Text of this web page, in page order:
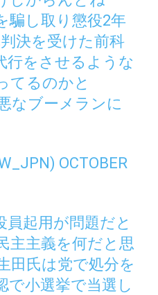
騙し取り懲役2年
決を受けた前科
行をさせるような
てるのかと
なブーメランに
OCTOBER
員起用が問題だと
主主義を何だと思
田氏は党で処分を
で小選挙で当選し